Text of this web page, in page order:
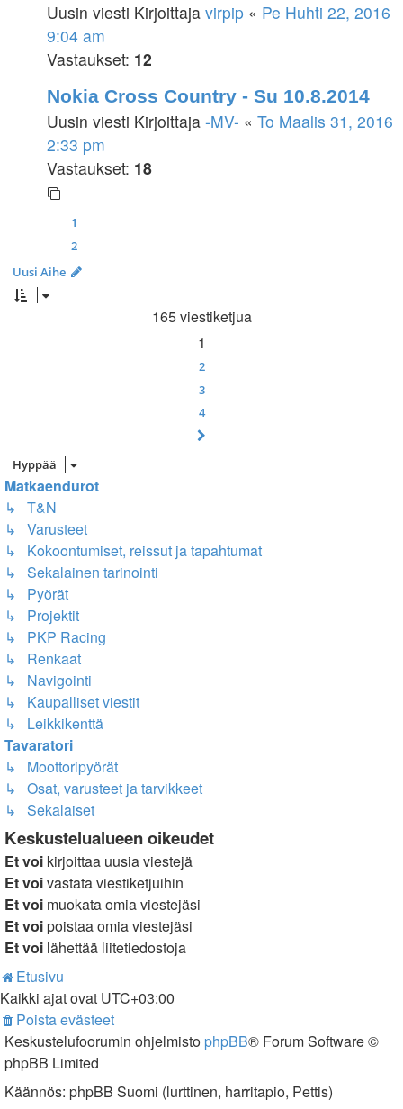
Uusin viesti Kirjoittaja virpip « Pe Huhti 22, 2016
9:04 am
Vastaukset: 12
Nokia Cross Country - Su 10.8.2014
Uusin viesti Kirjoittaja -MV- « To Maalis 31, 2016
2:33 pm
Vastaukset: 18
1
2
Uusi Aihe
165 viestiketjua
1
2
3
4
Hyppää
Matkaendurot
↳ T&N
↳ Varusteet
↳ Kokoontumiset, reissut ja tapahtumat
↳ Sekalainen tarinointi
↳ Pyörät
↳ Projektit
↳ PKP Racing
↳ Renkaat
↳ Navigointi
↳ Kaupalliset viestit
↳ Leikkikenttä
Tavaratori
↳ Moottoripyörät
↳ Osat, varusteet ja tarvikkeet
↳ Sekalaiset
Keskustelualueen oikeudet
Et voi kirjoittaa uusia viestejä
Et voivastata viestiketjuihin
Et voi muokata omia viestejäsi
Et voipoistaa omia viestejäsi
Et voi lähettää liitetiedostoja
Etusivu
Kaikki ajat ovat UTC+03:00
Poista evästeet
Keskustelufoorumin ohjelmisto phpBB® Forum Software ©
phpBB Limited
Käännös: phpBB Suomi (lurttinen, harritapio, Pettis)